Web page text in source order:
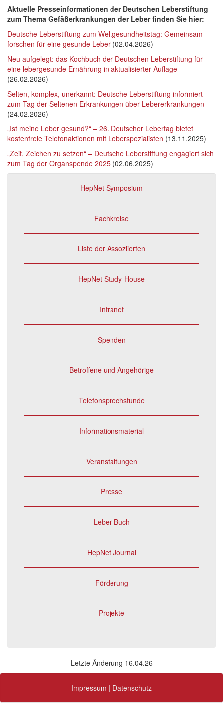
Aktuelle Presseinformationen der Deutschen Leberstiftung
zum Thema Gefäßerkrankungen der Leber finden Sie hier:
Deutsche Leberstiftung zum Weltgesundheitstag: Gemeinsam
forschen für eine gesunde Leber (02.04.2026)
Neu aufgelegt: das Kochbuch der Deutschen Leberstiftung für
eine lebergesunde Ernährung in aktualisierter Auflage
(26.02.2026)
Selten, komplex, unerkannt: Deutsche Leberstiftung informiert
zum Tag der Seltenen Erkrankungen über Lebererkrankungen
(24.02.2026)
„Ist meine Leber gesund?“ – 26. Deutscher Lebertag bietet
kostenfreie Telefonaktionen mit Leberspezialisten (13.11.2025)
„Zeit, Zeichen zu setzen“ – Deutsche Leberstiftung engagiert sich
zum Tag der Organspende 2025 (02.06.2025)
HepNet Symposium
Fachkreise
Liste der Assoziierten
HepNet Study-House
Intranet
Spenden
Betroffene und Angehörige
Telefonsprechstunde
Informationsmaterial
Veranstaltungen
Presse
Leber-Buch
HepNet Journal
Förderung
Projekte
Letzte Änderung 16.04.26
Impressum | Datenschutz